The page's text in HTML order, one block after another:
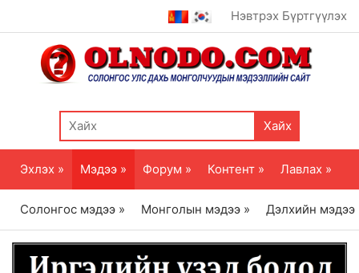
Нэвтрэх Бүртгүүлэх
Хайх
Эхлэх » Мэдээ » Форум » Контент » Лавлах »
Солонгос мэдээ » Монголын мэдээ » Дэлхийн мэдээ